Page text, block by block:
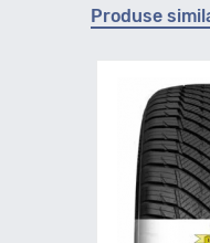
Produse